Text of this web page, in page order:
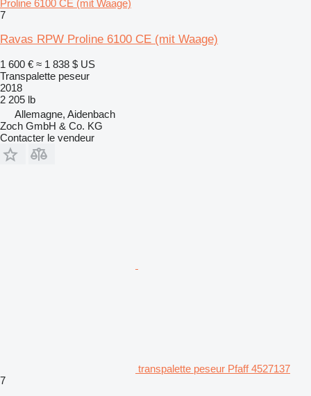
Proline 6100 CE (mit Waage)
7
Ravas RPW Proline 6100 CE (mit Waage)
1 600 € ≈ 1 838 $ US
Transpalette peseur
2018
2 205 lb
Allemagne, Aidenbach
Zoch GmbH & Co. KG
Contacter le vendeur
transpalette peseur Pfaff 4527137
7